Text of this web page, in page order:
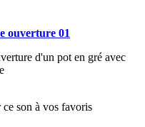
ouverture 01
d'un pot en gré avec